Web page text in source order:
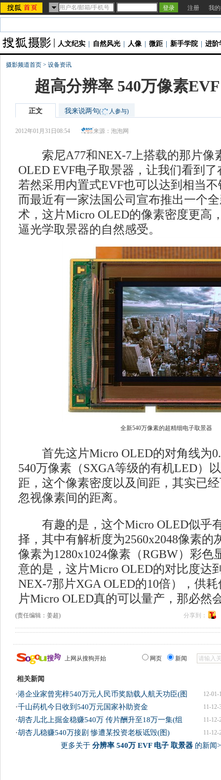
注册 我
人文纪实 自然风光 人像 微距 新手学院 进阶
摄影频道首页 > 设备资讯
超高分辨率 540万像素
正文 我来说两句( 人参与)
2012年01月31日08:54 来源：泡泡网
索尼A77和NEX-7上搭载的那片像
OLED EVF电子取景器，让我们看到
若然采用内置式EVF也可以达到相当
而最近有一家法国公司宣布推出一个
术，这片Micro OLED的像素密度更高
逼光学取景器的自然感受。
全新540万像素的超精细电子取景器
首先这片Micro OLED的对角线为
540万像素（SXGA等级的有机LED）
距，这个像素密度以及间距，其实已
忽视像素间的距离。
有趣的是，这个Micro OLED似乎
择，其中有解析度为2560x2048像素的
像素为1280x1024像素（RGBW）彩色
意的是，这片Micro OLED的对比度达
NEX-7那片XGA OLED的10倍），供
片Micro OLED真的可以量产，那必然
(责任编辑：姜超) 分享到：
上网从搜狗开始 网页 新闻
相关新闻
12-01-
·港企业家曾宪梓540万元人民币奖励载人航天功臣(图
11-12-
·千山药机今日收到540万元国家补助资金
11-12-
·胡杏儿北上掘金稳赚540万 传片酬升至18万一集(组
11-12-
·胡杏儿稳赚540万接剧 惨遭某投资老板诋毁(图)
更多关于 分辨率 540万 EVF 电子 取景器的新闻